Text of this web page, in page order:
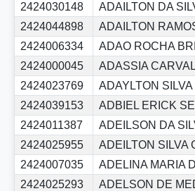
2424030148
ADAILTON DA
2424044898
ADAILTON
2424006334
ADAO ROCHA
2424000045
ADASSIA
2424023769
ADAYLTON
2424039153
ADBIEL ERICK
2424011387
ADEILSON DA
2424025955
ADEILTON SILVA
2424007035
ADELINA MARIA
2424025293
ADELSON DE